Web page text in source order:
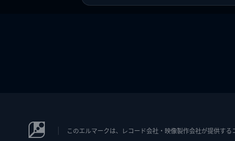
このエルマークは、レコード会社・映像製作会社が提供す